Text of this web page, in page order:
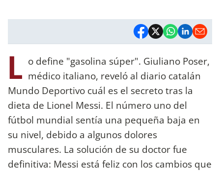
L o define "gasolina súper". Giuliano Poser,
médico italiano, reveló al diario catalán
Mundo Deportivo cuál es el secreto tras la
dieta de Lionel Messi. El número uno del
fútbol mundial sentía una pequeña baja en
su nivel, debido a algunos dolores
musculares. La solución de su doctor fue
definitiva: Messi está feliz con los cambios que